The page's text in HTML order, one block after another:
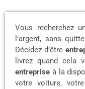
Vous recherchez
l’argent, sans
Décidez d’être
livrez quand cela
entreprise à la
votre voiture,